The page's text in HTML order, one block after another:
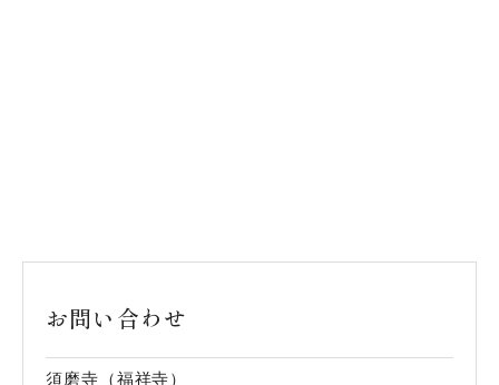
お問い合わせ
須磨寺（福祥寺）